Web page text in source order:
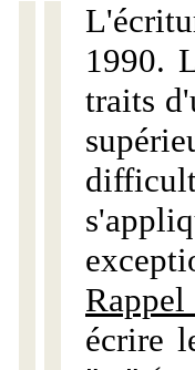
1990.
traits
écrire